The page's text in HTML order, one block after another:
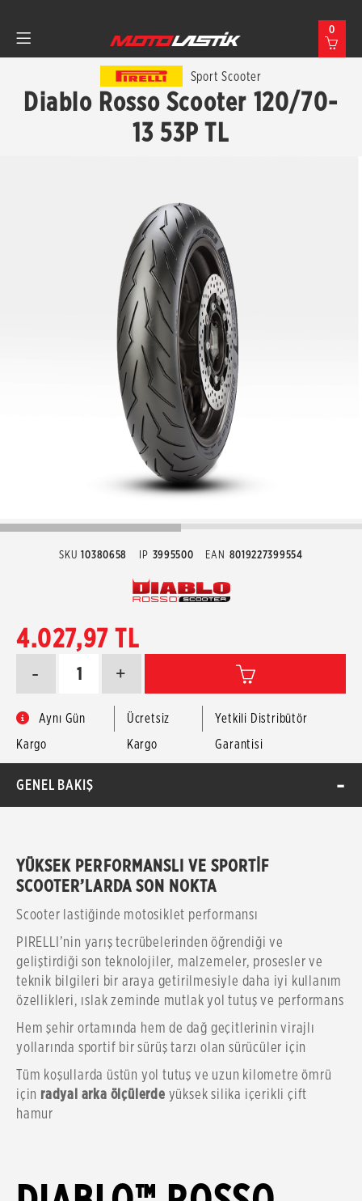
0
Sport Scooter
Diablo Rosso Scooter 120/70-
13 53P TL
SKU 10380658 IP 3995500 EAN 8019227399554
4.027,97 TL
+
-
Aynı Gün
Kargo
Ücretsiz
Kargo
Yetkili Distribütör
Garantisi
GENEL BAKIŞ
YÜKSEK PERFORMANSLI VE SPORTİF
SCOOTER’LARDA SON NOKTA
Scooter lastiğinde motosiklet performansı
PIRELLI’nin yarış tecrübelerinden öğrendiği ve
geliştirdiği son teknolojiler, malzemeler, prosesler ve
teknik bilgileri bir araya getirilmesiyle daha iyi kullanım
özellikleri, ıslak zeminde mutlak yol tutuş ve performans
Hem şehir ortamında hem de dağ geçitlerinin virajlı
yollarında sportif bir sürüş tarzı olan sürücüler için
Tüm koşullarda üstün yol tutuş ve uzun kilometre ömrü
için radyal arka ölçülerde yüksek silika içerikli çift
hamur